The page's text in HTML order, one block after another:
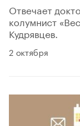
Отвечает
колумнист
Кудрявцев.
2 октября